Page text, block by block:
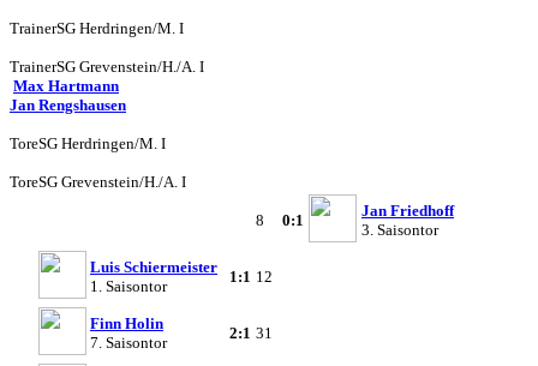
TrainerSG Herdringen/M. I
TrainerSG Grevenstein/H./A. I
Max Hartmann
Jan Rengshausen
ToreSG Herdringen/M. I
ToreSG Grevenstein/H./A. I
8 0:1
Jan Friedhoff
3. Saisontor
Luis Schiermeister
1. Saisontor
1:1 12
Finn Holin
7. Saisontor
2:1 31